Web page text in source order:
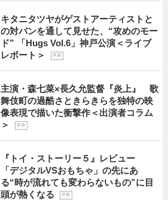
キタニタツヤがゲストアーティストと
の対バンを通して見せた、“攻めのモー
ド” 「Hugs Vol.6」神戸公演＜ライブ
レポート＞
P R
主演・森七菜×長久允監督『炎上』 歌
舞伎町の過酷さときらきらを独特の映
像表現で描いた衝撃作＜出演者コラム
＞
P R
『トイ・ストーリー５』レビュー
「デジタルVSおもちゃ」の先にあ
る“時が流れても変わらないもの”に目
頭が熱くなる
P R